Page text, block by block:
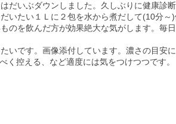
だいぶダウンしました。久しぶりに健康
いたい１Ｌに２包を水から煮だして(10分
のを飲んだ方が効果絶大な気がします。
いです。画像添付しています。濃さの目安
控える、など適度には気をつけつつです。